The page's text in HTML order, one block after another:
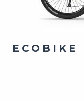
ECOBIKE